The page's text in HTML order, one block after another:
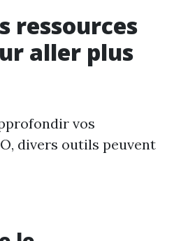
ressources
aller plus
vos
divers outils peuvent